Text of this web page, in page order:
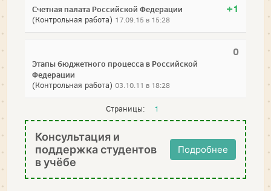
+1
Счетная палата Российской Федерации
(Контрольная работа) 17.09.15 в 15:28
0
Этапы бюджетного процесса в Российской
Федерации
(Контрольная работа) 03.10.11 в 18:28
Страницы: 1
Консультация и
поддержка студентов
в учёбе
Подробнее